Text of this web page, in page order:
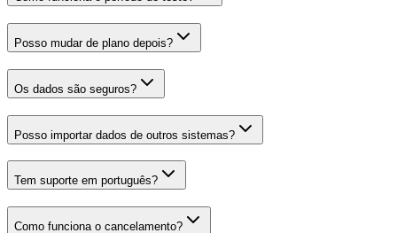
Posso mudar de plano depois?
Os dados são seguros?
Posso importar dados de outros sistemas?
Tem suporte em português?
Como funciona o cancelamento?